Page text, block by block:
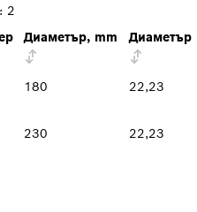
2
Диаметър, mm Диаметър
180 22,23
230 22,23